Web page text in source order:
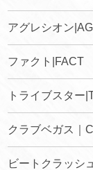
アグレシオン
ファクト|FACT
トライブスター
クラブベガス｜
ビートクラッシ